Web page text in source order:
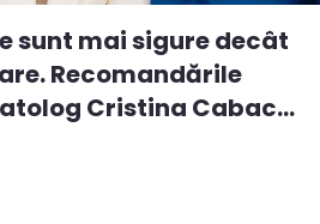
sunt mai sigure decât
Recomandările
Cristina Cabac